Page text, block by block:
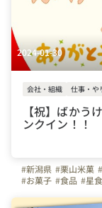
2024-01-30
会社・組織 仕事・や
【祝】ばか
ンクイン！！
#新潟県 #栗山米菓
#お菓子 #食品 #星